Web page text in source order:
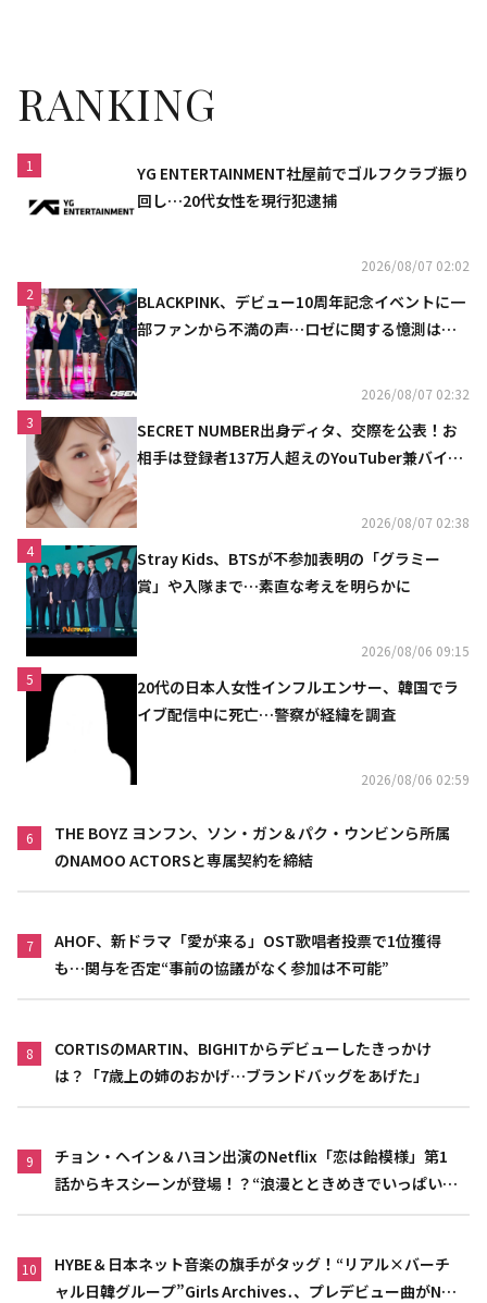
RANKING
1
YG ENTERTAINMENT社屋前でゴルフクラブ振り
回し…20代女性を現行犯逮捕
2026/08/07 02:02
2
BLACKPINK、デビュー10周年記念イベントに一
部ファンから不満の声…ロゼに関する憶測は否
2026/08/07 02:32
3
SECRET NUMBER出身ディタ、交際を公表！お
相手は登録者137万人超えのYouTuber兼バイオ
2026/08/07 02:38
4
Stray Kids、BTSが不参加表明の「グラミー
賞」や入隊まで…素直な考えを明らかに
2026/08/06 09:15
5
20代の日本人女性インフルエンサー、韓国でラ
イブ配信中に死亡…警察が経緯を調査
2026/08/06 02:59
6
THE BOYZ ヨンフン、ソン・ガン＆パク・ウンビンら所属
のNAMOO ACTORSと専属契約を締結
7
AHOF、新ドラマ「愛が来る」OST歌唱者投票で1位獲得
も…関与を否定“事前の協議がなく参加は不可能”
8
CORTISのMARTIN、BIGHITからデビューしたきっかけ
は？「7歳上の姉のおかげ…ブランドバッグをあげた」
9
チョン・ヘイン＆ハヨン出演のNetflix「恋は飴模様」第1
話からキスシーンが登場！？“浪漫とときめきでいっぱいの
10
HYBE＆日本ネット音楽の旗手がタッグ！“リアル×バーチ
ャル日韓グループ”Girls Archives․、プレデビュー曲がNet